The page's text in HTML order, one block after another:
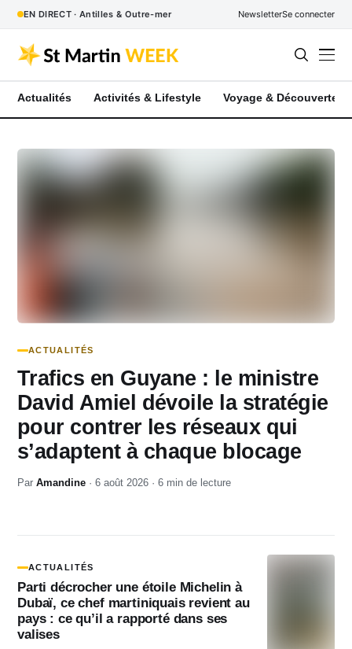
EN DIRECT · Antilles & Outre-mer NewsletterSe connecter
Actualités Activités & Lifestyle Voyage & Découverte
ACTUALITÉS
Trafics en Guyane : le ministre
David Amiel dévoile la stratégie
pour contrer les réseaux qui
s’adaptent à chaque blocage
Par Amandine · 6 août 2026 · 6 min de lecture
ACTUALITÉS
Parti décrocher une étoile Michelin à
Dubaï, ce chef martiniquais revient au
pays : ce qu’il a rapporté dans ses
valises